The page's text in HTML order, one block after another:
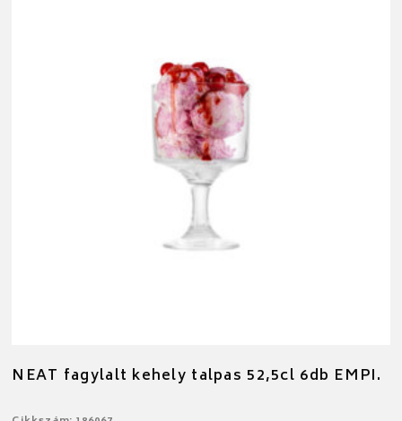
NEAT fagylalt kehely talpas 52,5cl 6db EMPI.